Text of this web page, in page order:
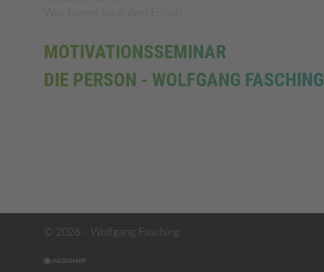
MOTIVATIONSSEMINAR
DIE PERSON - WOLFGANG FASCHING
© 2026 - Wolfgang Fasching